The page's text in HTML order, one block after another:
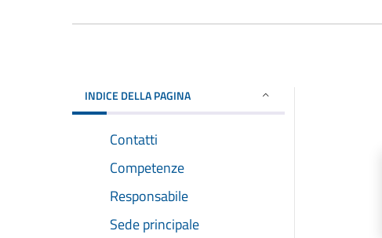
INDICE DELLA PAGINA
Contatti
Competenze
Responsabile
Sede principale